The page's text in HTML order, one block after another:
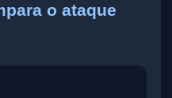
o ataque